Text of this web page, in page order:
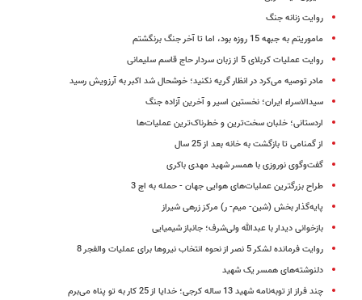
روایت زنانه جنگ
ماموریتم به جبهه 15 روزه بود، اما تا آخر جنگ برنگشتم
روایت عملیات کربلای 5 از زبان سردار حاج قاسم سلیمانی
مادر توصیه می‌کرد در انظار گریه نکنید؛ خوشحال شد اکبر به آرزویش رسید
سیدالاسراء ایران؛ نخستین اسیر و آخرین آزاده جنگ
اردستانی؛ خلبان سخت‌ترین و خطرناک‌ترین عملیات‌ها
از گمنامی تا بازگشت به خانه بعد از 25 سال
گفت‌وگوی نوروزی با همسر شهید مهدی باکری
طراح بزرگترین عملیات‌های هوایی جهان - حمله به اچ 3
پایه‌گذار بخش (شین‌- میم‌- ر) مرکز زرهی شیراز
بازخوانی دیدار با عبدالله ولی‌شرف؛ جانباز شیمیایی
روایت فرمانده لشکر 5 نصر از نحوه انتخاب نیروها برای عملیات والفجر 8
دلنوشته‌های همسر یک شهید
چند فراز از توبه‌نامه شهید 13 ساله کرجی؛ خدایا از 25 کار به تو پناه می‌برم